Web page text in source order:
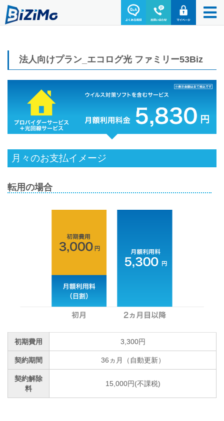
法人向けプラン_エコログ光 ファミリー53Biz
月々のお支払イメージ
転用の場合
初期費用 3,300円
契約期間 36ヵ月（自動更新）
契約解除
料
15,000円(不課税)